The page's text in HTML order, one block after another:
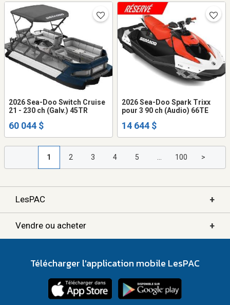
2026 Sea-Doo Switch Cruise
21 - 230 ch (Galv.) 45TR
60 044 $
2026 Sea-Doo Spark Trixx
pour 3 90 ch (Audio) 66TE
14 644 $
1 2 3 4 5 ... 100 >
LesPAC +
Vendre ou acheter +
Télécharger l'application mobile LesPAC